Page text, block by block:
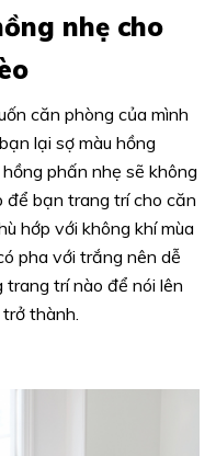
nhẹ cho
căn phòng của mình
lại sợ màu hồng
phấn nhẹ sẽ không
để bạn trang trí cho căn
hớp với không khí mùa
pha với trắng nên dễ
trí nào để nói lên
thành.